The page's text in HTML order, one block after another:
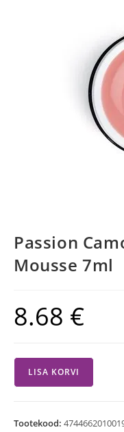
Passion
Mousse 7ml
8.68 €
LISA KORVI
Tootekood: